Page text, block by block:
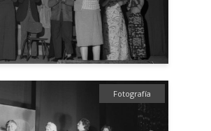
Fotografía